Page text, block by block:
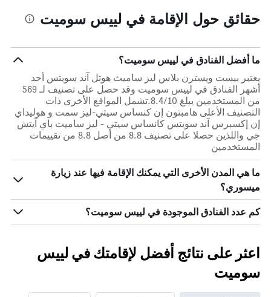
حقائق حول الإقامة في لييس سوميت
ما أفضل الفنادق في لييس سوميت؟
يعتبر بيست ويسترن بلاس ليز ساميث هوتل آند سويتس أحد
أشهر الفنادق في لييس سوميت وقد حصل على تصنيف لـ 569
من المستخدمين يبلغ 8.4/10.تشمل المواقع الأخرى ذات
التصنيف الأعلى هامبتون إن كنساس سيتي-ليز سمت و هوليداي
إن إكسبرس آند سويتس كانساس سيتي - ليز ساميت باي آيتش
جي واللذين حصلا على تصنيف 8.8 من أصل 8.8 من تقييمات
المستخدمين
ما هي المدن الأخرى التي يمكنك الإقامة فيها عند زيارة
ميسوري؟
كم عدد الفنادق الموجودة في لييس سوميت؟
اعثر على نتائج أفضل لإقامتك في لييس
سوميت